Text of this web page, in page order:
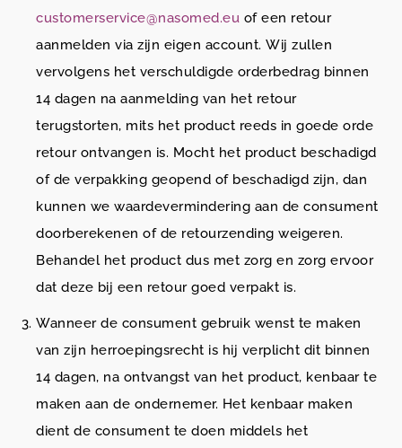
customerservice@nasomed.eu of een retour
aanmelden via zijn eigen account. Wij zullen
vervolgens het verschuldigde orderbedrag binnen
14 dagen na aanmelding van het retour
terugstorten, mits het product reeds in goede orde
retour ontvangen is. Mocht het product beschadigd
of de verpakking geopend of beschadigd zijn, dan
kunnen we waardevermindering aan de consument
doorberekenen of de retourzending weigeren.
Behandel het product dus met zorg en zorg ervoor
dat deze bij een retour goed verpakt is.
Wanneer de consument gebruik wenst te maken
van zijn herroepingsrecht is hij verplicht dit binnen
14 dagen, na ontvangst van het product, kenbaar te
maken aan de ondernemer. Het kenbaar maken
dient de consument te doen middels het